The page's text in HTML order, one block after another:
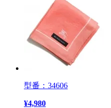
型番：34606
¥4,980